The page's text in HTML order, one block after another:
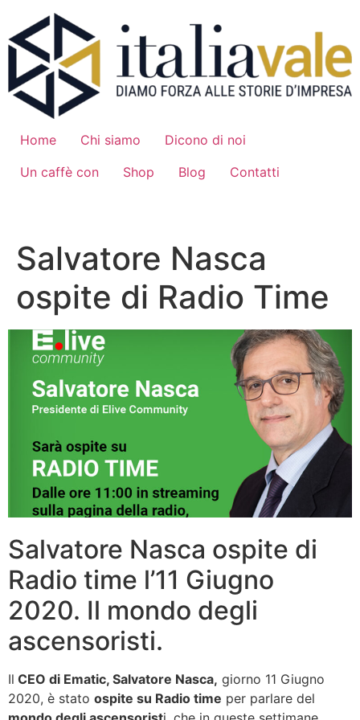
contenuto
Home Chi siamo
Dicono di noi
Un caffè con
Shop Blog
Contatti
Salvatore Nasca
ospite di Radio Time
Salvatore Nasca ospite di
Radio time l’11 Giugno
2020. Il mondo degli
ascensoristi.
Il CEO di Ematic, Salvatore Nasca, giorno 11 Giugno
2020, è stato ospite su Radio time per parlare del